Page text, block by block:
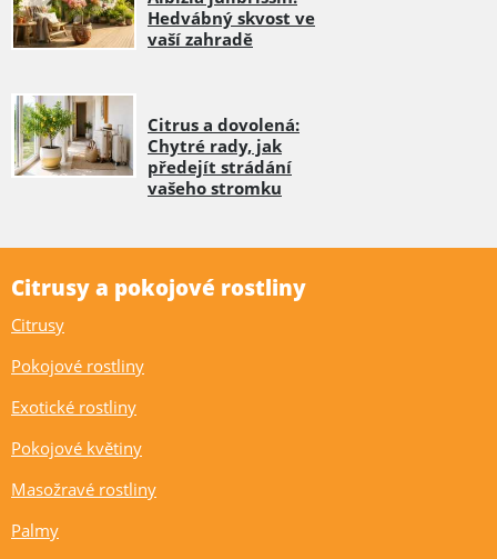
Hedvábný skvost ve
vaší zahradě
Citrus a dovolená:
Chytré rady, jak
předejít strádání
vašeho stromku
Citrusy a pokojové rostliny
Citrusy
Pokojové rostliny
Exotické rostliny
Pokojové květiny
Masožravé rostliny
Palmy